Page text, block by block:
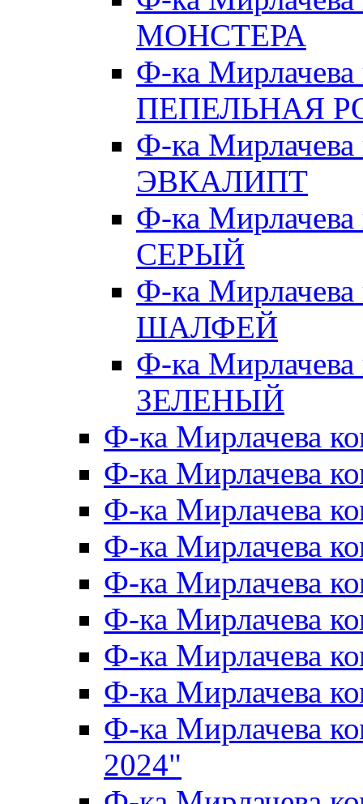
МОНСТЕРА
Ф-ка
ПЕПЕЛЬНАЯ
Ф-ка
ЭВКАЛИПТ
Ф-ка
СЕРЫЙ
Ф-ка
ШАЛФЕЙ
Ф-ка
ЗЕЛЕНЫЙ
Ф-ка Мирлачева
Ф-ка Мирлачева
Ф-ка Мирлачева
Ф-ка Мирлачева
Ф-ка Мирлачева
Ф-ка Мирлачева
Ф-ка Мирлачева
Ф-ка Мирлачева
Ф-ка Мирлачева
2024"